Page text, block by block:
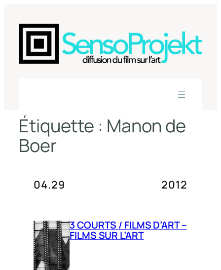
contenu
Étiquette : Manon de
Boer
04.29 2012
3 COURTS / FILMS D’ART –
FILMS SUR L’ART